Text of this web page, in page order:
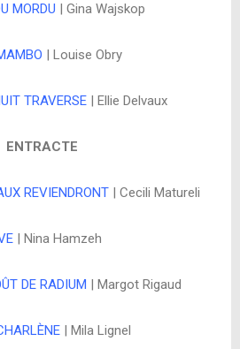
MORDU | Gina Wajskop
| Louise Obry
TRAVERSE | Ellie Delvaux
ENTRACTE
REVIENDRONT | Cecili Matureli
| Nina Hamzeh
DE RADIUM | Margot Rigaud
| Mila Lignel